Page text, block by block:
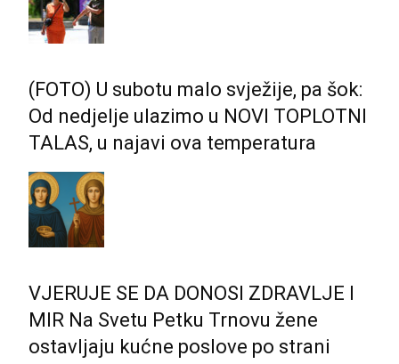
(FOTO) U subotu malo svježije, pa šok:
Od nedjelje ulazimo u NOVI TOPLOTNI
TALAS, u najavi ova temperatura
VJERUJE SE DA DONOSI ZDRAVLJE I
MIR Na Svetu Petku Trnovu žene
ostavljaju kućne poslove po strani